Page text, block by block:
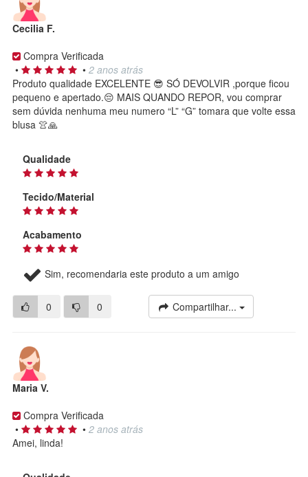
Cecilia F.
Compra Verificada
•
• 2 anos atrás
Produto qualidade EXCELENTE 😎 SÓ DEVOLVIR ,porque ficou
pequeno e apertado.😔 MAIS QUANDO REPOR, vou comprar
sem dúvida nenhuma meu numero “L” “G” tomara que volte essa
blusa 👚🙏
Qualidade
Tecido/Material
Acabamento
Sim, recomendaria este produto a um amigo
0 0 Compartilhar...
Maria V.
Compra Verificada
•
• 2 anos atrás
Amei, linda!